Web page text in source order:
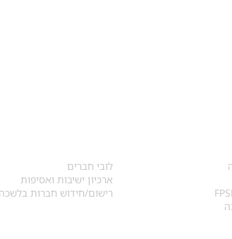
לובי חברים
ארכיון ישיבות ואסיפות
רישום/חידוש חברות בלשכה